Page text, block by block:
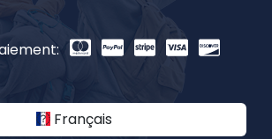
Français